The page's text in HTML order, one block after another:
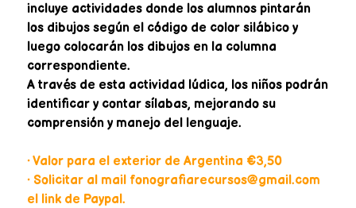
incluye actividades donde los alumnos pintarán
los dibujos según el código de color silábico y
luego colocarán los dibujos en la columna
correspondiente.
A través de esta actividad lúdica, los niños podrán
identificar y contar sílabas, mejorando su
comprensión y manejo del lenguaje.
• Valor para el exterior de Argentina €3,50
• Solicitar al mail fonografiarecursos@gmail.com
el link de Paypal.